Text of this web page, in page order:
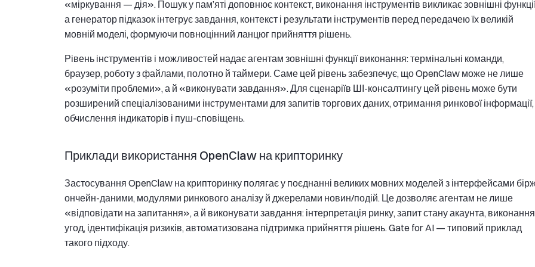
«міркування — дія». Пошук у пам’яті доповнює контекст, виконання інструментів викликає зовнішні
а генератор підказок інтегрує завдання, контекст і результати інструментів перед передачею їх великій
мовній моделі, формуючи повноцінний ланцюг прийняття рішень.
Рівень інструментів і можливостей надає агентам зовнішні функції виконання: термінальні команди,
браузер, роботу з файлами, полотно й таймери. Саме цей рівень забезпечує, що OpenClaw може не лише
«розуміти проблеми», а й «виконувати завдання». Для сценаріїв ШІ-консалтингу цей рівень може бути
розширений спеціалізованими інструментами для запитів торгових даних, отримання ринкової інформації,
обчислення індикаторів і пуш-сповіщень.
Приклади використання OpenClaw на крипторинку
Застосування OpenClaw на крипторинку полягає у поєднанні великих мовних моделей з інтерфейсами
ончейн-даними, модулями ринкового аналізу й джерелами новин/подій. Це дозволяє агентам не лише
«відповідати на запитання», а й виконувати завдання: інтерпретація ринку, запит стану акаунта, виконання
угод, ідентифікація ризиків, автоматизована підтримка прийняття рішень. Gate for AI — типовий приклад
такого підходу.